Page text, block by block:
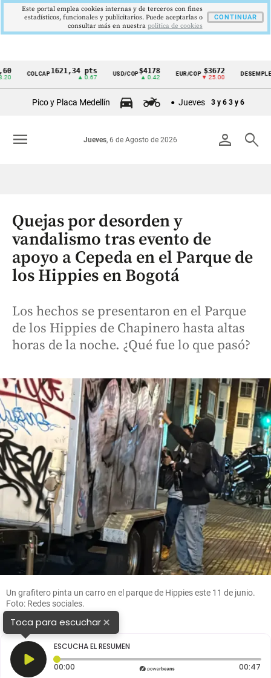
Cintillo
Colombia
COLCAP1621,34 pts
▲ 0.67
USD/COP $4178
▲ 0.42
EUR/COP $3672
▼ 25.00
DESEMPLEO9,9
▼
Pico y Placa Medellín Jueves 3 y 6 3 y 6
person search
Jueves, 6 de Agosto de 2026
menu
Quejas por desorden y
vandalismo tras evento de
apoyo a Cepeda en el Parque de
los Hippies en Bogotá
Los hechos se presentaron en el Parque
de los Hippies de Chapinero hasta altas
horas de la noche. ¿Qué fue lo que pasó?
Un grafitero pinta un carro en el parque de Hippies este 11 de junio.
Foto: Redes sociales.
Toca para escuchar×
ESCUCHA EL RESUMEN
00:00 Tiempo transcurrido: 0 segundos 00:47
Este portal emplea cookies internas y de terceros con fines
estadísticos, funcionales y publicitarios. Puede aceptarlas o
consultar más en nuestra politica de cookies
CONTINUAR